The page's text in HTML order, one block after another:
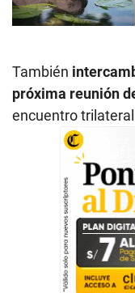
También
próxima reunión
encuentro